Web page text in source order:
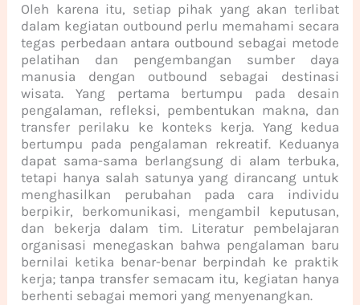
Oleh karena itu, setiap pihak yang akan terlibat
dalam kegiatan outbound perlu memahami secara
tegas perbedaan antara outbound sebagai metode
pelatihan dan pengembangan sumber daya
manusia dengan outbound sebagai destinasi
wisata. Yang pertama bertumpu pada desain
pengalaman, refleksi, pembentukan makna, dan
transfer perilaku ke konteks kerja. Yang kedua
bertumpu pada pengalaman rekreatif. Keduanya
dapat sama-sama berlangsung di alam terbuka,
tetapi hanya salah satunya yang dirancang untuk
menghasilkan perubahan pada cara individu
berpikir, berkomunikasi, mengambil keputusan,
dan bekerja dalam tim. Literatur pembelajaran
organisasi menegaskan bahwa pengalaman baru
bernilai ketika benar-benar berpindah ke praktik
kerja; tanpa transfer semacam itu, kegiatan hanya
berhenti sebagai memori yang menyenangkan.